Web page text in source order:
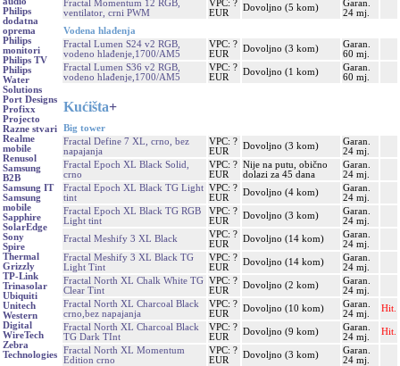
Philips
dodatna
oprema
Philips
monitori
Philips TV
Philips
Water
Solutions
Port Designs
Profixx
Projecto
Razne stvari
Realme
mobile
Renusol
Samsung
B2B
Samsung IT
Samsung
mobile
Sapphire
SolarEdge
Sony
Spire
Thermal
Grizzly
TP-Link
Trinasolar
Ubiquiti
Unitech
Western
Digital
WireTech
Zebra
Technologies
Fractal Momentum 12 RGB,
ventilator, crni PWM
VPC: ?
EUR
Dovoljno (5 kom)
Garan.
24 mj.
Vodena hlađenja
Fractal Lumen S24 v2 RGB,
vodeno hlađenje,1700/AM5
VPC: ?
EUR
Dovoljno (3 kom)
Garan.
60 mj.
Fractal Lumen S36 v2 RGB,
vodeno hlađenje,1700/AM5
VPC: ?
EUR
Dovoljno (1 kom)
Garan.
60 mj.
Kućišta+
Big tower
Fractal Define 7 XL, crno, bez
napajanja
VPC: ?
EUR
Dovoljno (3 kom)
Garan.
24 mj.
Fractal Epoch XL Black Solid,
crno
VPC: ?
EUR
Nije na putu, obično
dolazi za 45 dana
Garan.
24 mj.
Fractal Epoch XL Black TG Light
tint
VPC: ?
EUR
Dovoljno (4 kom)
Garan.
24 mj.
Fractal Epoch XL Black TG RGB
Light tint
VPC: ?
EUR
Dovoljno (3 kom)
Garan.
24 mj.
Fractal Meshify 3 XL Black
VPC: ?
EUR
Dovoljno (14 kom)
Garan.
24 mj.
Fractal Meshify 3 XL Black TG
Light Tint
VPC: ?
EUR
Dovoljno (14 kom)
Garan.
24 mj.
Fractal North XL Chalk White TG
Clear Tint
VPC: ?
EUR
Dovoljno (2 kom)
Garan.
24 mj.
Fractal North XL Charcoal Black
crno,bez napajanja
VPC: ?
EUR
Dovoljno (10 kom)
Garan.
24 mj.
Hit.
Fractal North XL Charcoal Black
TG Dark TInt
VPC: ?
EUR
Dovoljno (9 kom)
Garan.
24 mj.
Hit.
Fractal North XL Momentum
Edition crno
VPC: ?
EUR
Dovoljno (3 kom)
Garan.
24 mj.